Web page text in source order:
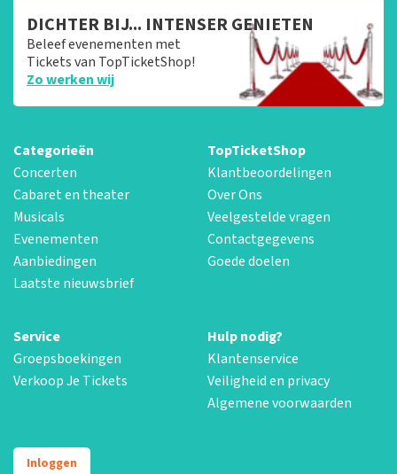
DICHTER BIJ... INTENSER GENIETEN
Beleef evenementen met
Tickets van TopTicketShop!
Zo werken wij
Categorieën
Concerten
Cabaret en theater
Musicals
Evenementen
Aanbiedingen
Laatste nieuwsbrief
TopTicketShop
Klantbeoordelingen
Over Ons
Veelgestelde vragen
Contactgegevens
Goede doelen
Service
Groepsboekingen
Verkoop Je Tickets
Hulp nodig?
Klantenservice
Veiligheid en privacy
Algemene voorwaarden
Inloggen